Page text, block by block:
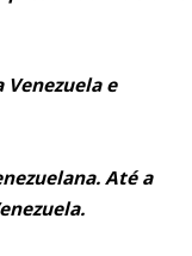
e
Até a